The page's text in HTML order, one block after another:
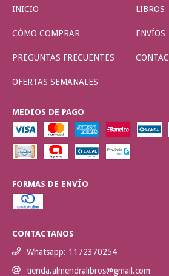
INICIO LIBROS
CÓMO COMPRAR ENVÍOS
PREGUNTAS FRECUENTES
OFERTAS SEMANALES
MEDIOS DE PAGO
FORMAS DE ENVÍO
CONTACTANOS
Whatsapp: 1172370254
tienda.almendralibros@gmail.com